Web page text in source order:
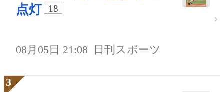
点灯
18
08月05日 21:08 日刊スポーツ